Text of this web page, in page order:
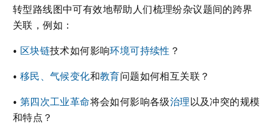
转型路线图中可有效地帮助人们梳理纷杂议题间的跨界
关联，例如：
• 区块链技术如何影响环境可持续性 ？
• 移民、气候变化和教育问题如何相互关联？
• 第四次工业革命将会如何影响各级治理以及冲突的规模
和特点？